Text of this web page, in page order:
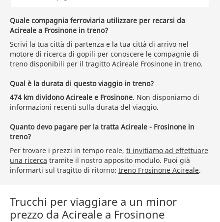
Quale compagnia ferroviaria utilizzare per recarsi da
Acireale a Frosinone in treno?
Scrivi la tua città di partenza e la tua città di arrivo nel
motore di ricerca di gopili per conoscere le compagnie di
treno disponibili per il tragitto Acireale Frosinone in treno.
Qual è la durata di questo viaggio in treno?
474 km dividono Acireale e Frosinone. Non disponiamo di
informazioni recenti sulla durata del viaggio.
Quanto devo pagare per la tratta Acireale - Frosinone in
treno?
Per trovare i prezzi in tempo reale, ti invitiamo ad effettuare
una ricerca tramite il nostro apposito modulo. Puoi già
informarti sul tragitto di ritorno: treno Frosinone Acireale.
Trucchi per viaggiare a un minor
prezzo da Acireale a Frosinone